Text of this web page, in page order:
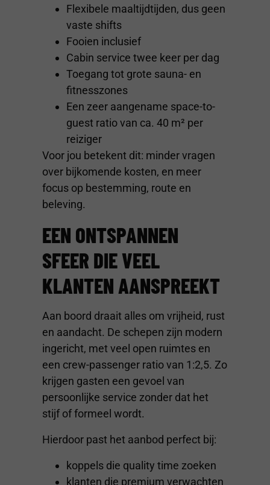
Flexibele maaltijdtijden, dus geen
vaste shifts
Fooien inclusief
Cabin service twee keer per dag
Toegang tot grote sauna- en
fitnesszones
Een zeer aangename space-to-
guest ratio van ca. 40 m² per
reiziger
Voor jou betekent dit: minder vragen
over bijkomende kosten, en meer
focus op bestemming, route en
beleving.
EEN ONTSPANNEN
SFEER DIE VEEL
KLANTEN AANSPREEKT
Aan boord draait alles om vrijheid, rust
en aandacht. De schepen zijn modern
ingericht, met veel open ruimtes en
een crew-passenger ratio van 1:2,5. Zo
krijgen gasten een gevoel van
persoonlijke service zonder dat het
stijf of formeel wordt.
Hierdoor past het aanbod perfect bij:
koppels die quality time zoeken
klanten die premium verwachten